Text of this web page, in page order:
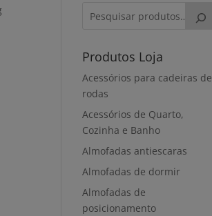
Produtos Loja
Acessórios para cadeiras de
rodas
Acessórios de Quarto,
Cozinha e Banho
Almofadas antiescaras
Almofadas de dormir
Almofadas de
posicionamento